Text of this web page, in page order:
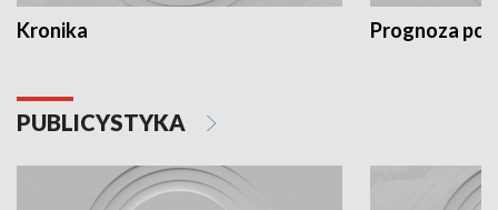
Kronika Prognoza
PUBLICYSTYKA